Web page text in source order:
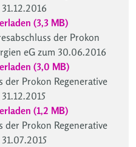
(3,3 MB)
der Prokon
eG zum 30.06.2016
(3,0 MB)
der Prokon Regenerative
(1,2 MB)
der Prokon Regenerative